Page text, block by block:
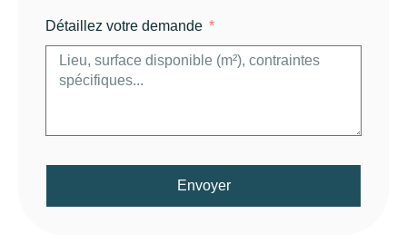
Détaillez votre demande
Envoyer